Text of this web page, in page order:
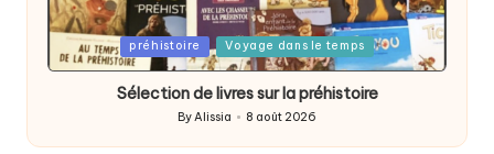
Posted
in
préhistoire Voyage dans le temps
Sélection de livres sur la préhistoire
Posted
by
ByAlissia 8 août 2026